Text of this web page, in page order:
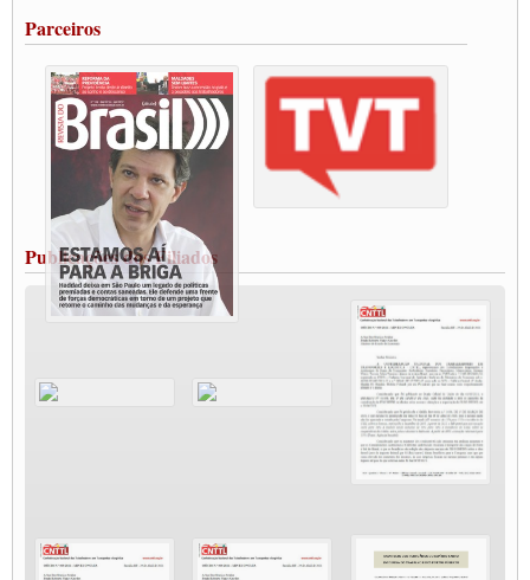
Vacina Já: Lockdown de 24 horas dos trabalhadores em transportes está mantido,
Condutores de Guarulhos farão greve sanitária nesta terça-feira (20)
Paralisação dos Caminhoneiros na #BR285, entrocamento que liga o Mercosul ao
Rio Grande
Caminhoneiros bloqueiam duas faixas na Castello Branco e fazem protesto
Modal-Live #13 Aumento da Violência Contra Mulher e o Adoecimento da Classe
Trabalhadora em Tempos de Pandemia
MODAL-LIVE#12 POLÍTICAS PÚBLICAS DE TRANSPORTE PARA A
CLASSE TRABALHADORA E ELEIÇÕES NA PANDEMIA
MODAL-LIVE#11 POLÍTICAS PÚBLICAS DE TRANSPORTE
JUVENTUDE DO TRANSPORTE: POR QUE DEVEMOS NOS ORGANIZAR?
Fabio Primo testa positivo para Coronavírus, mas está bem de saúde
Modal-Live#9 Quais são os direitos dos trabalhador@s que contraem a Covid-19 na
Participe da Campanha Fora Bolsonaro
CNTTL e FECOOTAC apoiam Campanha de testes de COVID-19 para
MODAL-LIVE#8 - Lideranças sindicais da CNTTL, CGTB e dos caminhoneiros
O PAPEL DA ITF E FUTAC NAS LUTAS, EMPREGO, DIREITOS EM
ESCALA GLOBAL E DA DEFESA DA VIDA
Parceiros
Publicações dos Filiados